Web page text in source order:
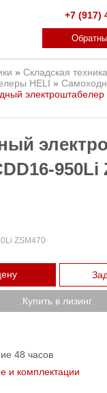
+7 (917)
» Складская
HELI »
электроштабелер
950Li
ZSM470
Купить в лизинг
48 часов
и комплектации